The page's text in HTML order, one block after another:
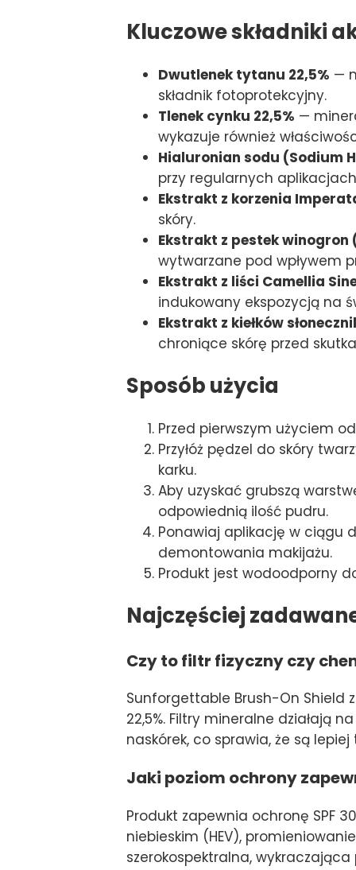
Kluczowe składniki
Dwutlenek tytanu 22,5% —
składnik fotoprotekcyjny.
Tlenek cynku 22,5% —
wykazuje również
Hialuronian sodu (Sodium
przy regularnych
Ekstrakt z korzenia
skóry.
Ekstrakt z pestek
wytwarzane pod wpływem
Ekstrakt z liści Camellia
indukowany ekspozycją na
Ekstrakt z kiełków
chroniące skórę przed
Sposób użycia
Przed pierwszym użyciem
Przyłóż pędzel do skóry
karku.
Aby uzyskać grubszą
odpowiednią ilość pudru.
Ponawiaj aplikację w ciągu
demontowania makijażu.
Produkt jest wodoodporny
Najczęściej
Czy to filtr fizyczny czy
Sunforgettable Brush-On Shield
22,5%. Filtry mineralne działają
naskórek, co sprawia, że są
Jaki poziom ochrony
Produkt zapewnia ochronę SPF
niebieskim (HEV),
szerokospektralna,